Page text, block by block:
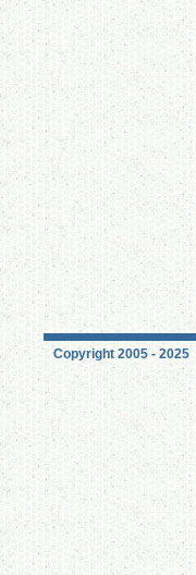
Copyright 2005 - 2025